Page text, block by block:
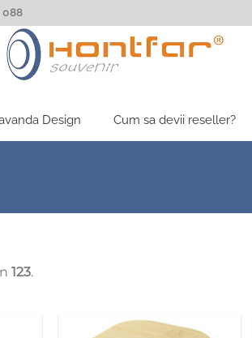
088
Design Cum sa devii reseller?
123.